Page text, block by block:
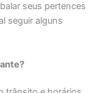
seus pertences
seguir alguns